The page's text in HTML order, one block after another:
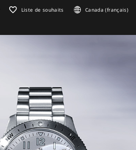
Liste de souhaits Canada (français)